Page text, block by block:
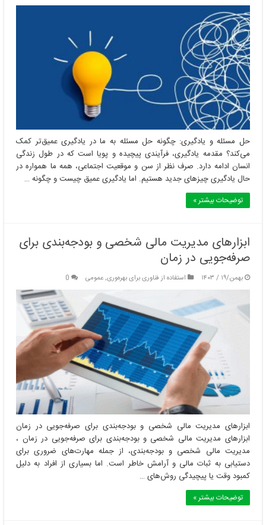
حل مسئله و یادگیری: چگونه حل مسئله به ما در یادگیری عمیق‌تر کمک
می‌کند؟ مقدمه یادگیری، فرآیندی پیچیده و پویا است که در طول زندگی
انسان ادامه دارد. صرف نظر از سن و موقعیت اجتماعی، همه ما همواره در
حال یادگیری چیزهای جدید هستیم. اما یادگیری عمیق چیست و چگونه …
توضیحات بیشتر »
ابزارهای مدیریت مالی شخصی و بودجه‌بندی برای
صرفه‌جویی در زمان
بهمن/۱۹ / ۱۴۰۳ استفاده از فناوری برای بهره‌وری,عمومی 0
ابزارهای مدیریت مالی شخصی و بودجه‌بندی برای صرفه‌جویی در زمان
ابزارهای مدیریت مالی شخصی و بودجه‌بندی برای صرفه‌جویی در زمان ،
مدیریت مالی شخصی و بودجه‌بندی، از جمله مهارت‌های ضروری برای
دستیابی به ثبات مالی و آرامش خاطر است. اما بسیاری از افراد به دلیل
کمبود وقت یا پیچیدگی روش‌های …
توضیحات بیشتر »